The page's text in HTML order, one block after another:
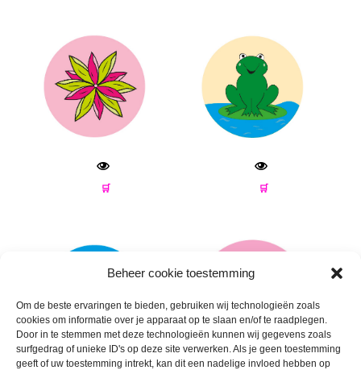
Beheer cookie toestemming
Om de beste ervaringen te bieden, gebruiken wij technologieën zoals
cookies om informatie over je apparaat op te slaan en/of te raadplegen.
Door in te stemmen met deze technologieën kunnen wij gegevens zoals
surfgedrag of unieke ID's op deze site verwerken. Als je geen toestemming
geeft of uw toestemming intrekt, kan dit een nadelige invloed hebben op
🛒 🛒